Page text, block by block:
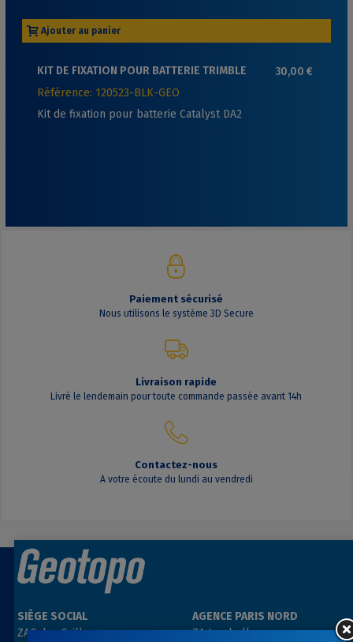
Ajouter au panier
KIT DE FIXATION POUR BATTERIE TRIMBLE
CATALYST DA2
30,00 €
Référence: 120523-BLK-GEO
Kit de fixation pour batterie Catalyst DA2
Paiement sécurisé
Nous utilisons le système 3D Secure
Livraison rapide
Livré le lendemain pour toute commande passée avant 14h
Contactez-nous
A votre écoute du lundi au vendredi
SIÈGE SOCIAL
ZAC des Grillons
AGENCE PARIS NORD
ZA Les belles vues